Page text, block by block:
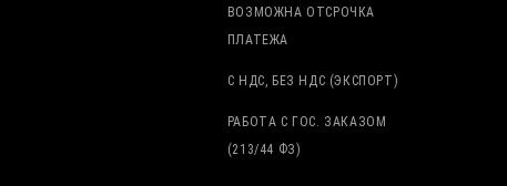
ВОЗМОЖНА ОТСРОЧКА
ПЛАТЕЖА
С НДС, БЕЗ НДС (ЭКСПОРТ)
РАБОТА С ГОС. ЗАКАЗОМ
(213/44 ФЗ)